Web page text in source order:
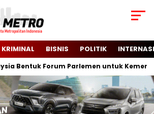
BISNIS POLITIK
Forum Parlemen untuk